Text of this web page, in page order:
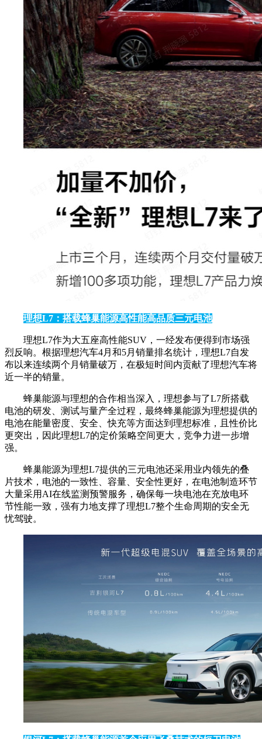
理想L7：搭载蜂巢能源高性能高品质三元电池
理想L7作为大五座高性能SUV，一经发布便得到市场强
烈反响。根据理想汽车4月和5月销量排名统计，理想L7自发
布以来连续两个月销量破万，在极短时间内贡献了理想汽车将
近一半的销量。
蜂巢能源与理想的合作相当深入，理想参与了L7所搭载
电池的研发、测试与量产全过程，最终蜂巢能源为理想提供的
电池在能量密度、安全、快充等方面达到理想标准，且性价比
更突出，因此理想L7的定价策略空间更大，竞争力进一步增
强。
蜂巢能源为理想L7提供的三元电池还采用业内领先的叠
片技术，电池的一致性、容量、安全性更好，在电池制造环节
大量采用AI在线监测预警服务，确保每一块电池在充放电环
节性能一致，强有力地支撑了理想L7整个生命周期的安全无
忧驾驶。